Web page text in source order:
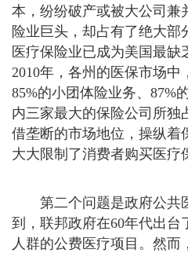
本，纷纷破产或被大公司兼
险业巨头，却占有了绝大部
医疗保险业已成为美国最缺
2010年，各州的医保市场中
85%的小团体险业务、87%
内三家最大的保险公司所独
借垄断的市场地位，操纵着
大大限制了消费者购买医疗
第二个问题是政府公共
到，联邦政府在60年代出台
人群的公费医疗项目。然而